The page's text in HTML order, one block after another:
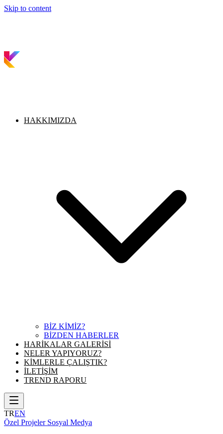
Skip to content
HAKKIMIZDA
BİZ KİMİZ?
BİZDEN HABERLER
HARİKALAR GALERİSİ
NELER YAPIYORUZ?
KİMLERLE ÇALIŞTIK?
İLETİŞİM
TREND RAPORU
TREN
Özel ProjelerSosyal Medya